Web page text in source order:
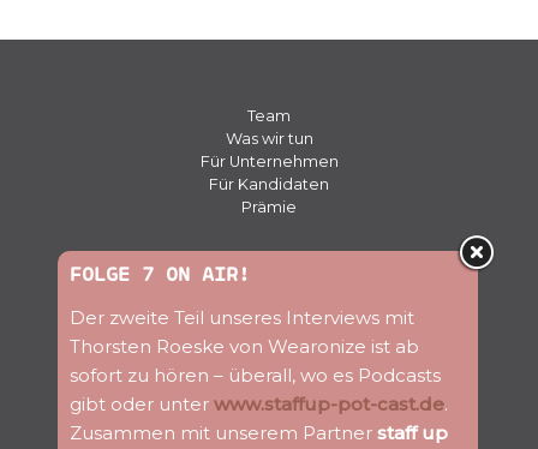
Team
Was wir tun
Für Unternehmen
Für Kandidaten
Prämie
Presse
Jobs
Blog
FOLGE 7 ON AIR!
Der zweite Teil unseres Interviews mit
Thorsten Roeske von Wearonize ist ab
sofort zu hören – überall, wo es Podcasts
gibt oder unter www.staffup-pot-cast.de.
Zusammen mit unserem Partner staff up